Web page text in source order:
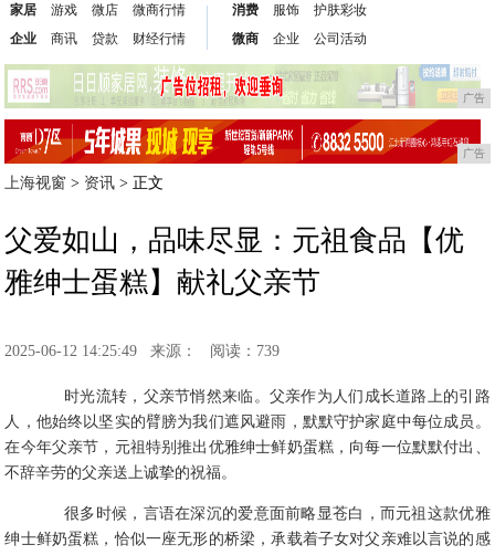
家居
企业
游戏
商讯
微店
贷款
微商行情
财经行情
消费
微商
服饰
企业
护肤彩妆
公司活动
广告
广告
上海视窗 > 资讯 > 正文
父爱如山，品味尽显：元祖食品【优
雅绅士蛋糕】献礼父亲节
2025-06-12 14:25:49 来源： 阅读：739
时光流转，父亲节悄然来临。父亲作为人们成长道路上的引路
人，他始终以坚实的臂膀为我们遮风避雨，默默守护家庭中每位成员。
在今年父亲节，元祖特别推出优雅绅士鲜奶蛋糕，向每一位默默付出、
不辞辛劳的父亲送上诚挚的祝福。
很多时候，言语在深沉的爱意面前略显苍白，而元祖这款优雅
绅士鲜奶蛋糕，恰似一座无形的桥梁，承载着子女对父亲难以言说的感